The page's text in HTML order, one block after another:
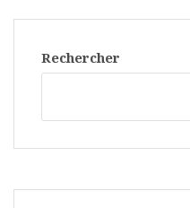
Rechercher